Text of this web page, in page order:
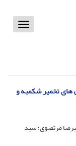
Toggle
های تخمیر شکمبه و
مرتضوی؛ سید